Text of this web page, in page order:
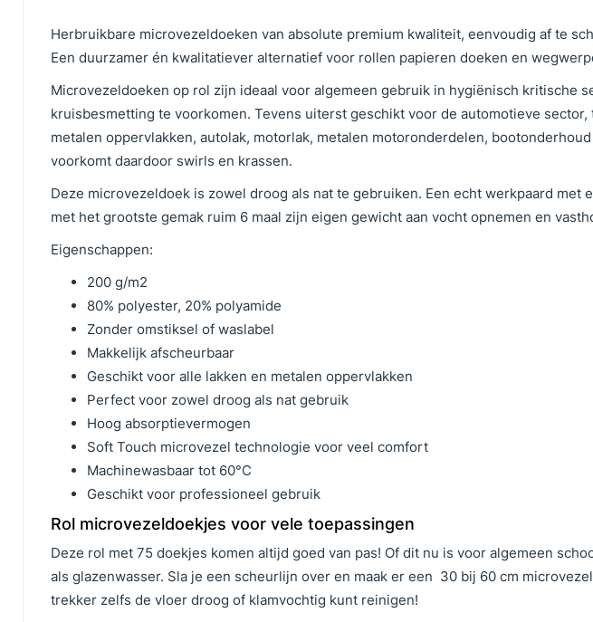
Herbruikbare microvezeldoeken van absolute premium kwaliteit, eenvoudig af te
Een duurzamer én kwalitatiever alternatief voor rollen papieren doeken en
Microvezeldoeken op rol zijn ideaal voor algemeen gebruik in hygiënisch kritische
kruisbesmetting te voorkomen. Tevens uiterst geschikt voor de automotieve
metalen oppervlakken, autolak, motorlak, metalen motoronderdelen,
voorkomt daardoor swirls en krassen.
Deze microvezeldoek is zowel droog als nat te gebruiken. Een echt werkpaard met
met het grootste gemak ruim 6 maal zijn eigen gewicht aan vocht opnemen en
Eigenschappen:
200 g/m2
80% polyester, 20% polyamide
Zonder omstiksel of waslabel
Makkelijk afscheurbaar
Geschikt voor alle lakken en metalen oppervlakken
Perfect voor zowel droog als nat gebruik
Hoog absorptievermogen
Soft Touch microvezel technologie voor veel comfort
Machinewasbaar tot 60°C
Geschikt voor professioneel gebruik
Rol microvezeldoekjes voor vele toepassingen
Deze rol met 75 doekjes komen altijd goed van pas! Of dit nu is voor algemeen
als glazenwasser. Sla je een scheurlijn over en maak er een 30 bij 60 cm
trekker zelfs de vloer droog of klamvochtig kunt reinigen!